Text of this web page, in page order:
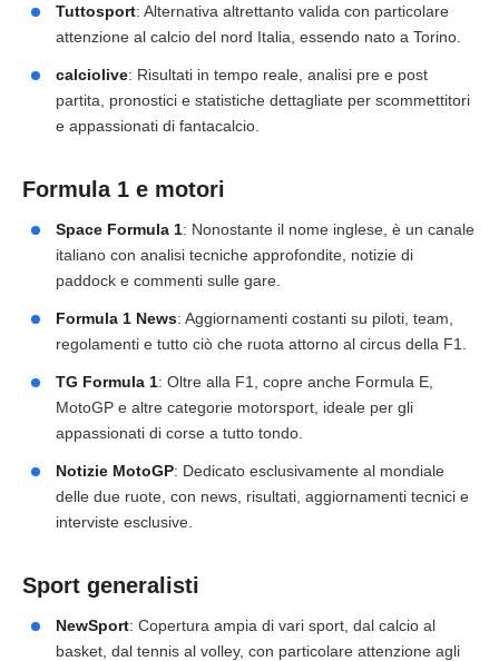
Tuttosport: Alternativa altrettanto valida con particolare
attenzione al calcio del nord Italia, essendo nato a Torino.
calciolive: Risultati in tempo reale, analisi pre e post
partita, pronostici e statistiche dettagliate per scommettitori
e appassionati di fantacalcio.
Formula 1 e motori
Space Formula 1: Nonostante il nome inglese, è un canale
italiano con analisi tecniche approfondite, notizie di
paddock e commenti sulle gare.
Formula 1 News: Aggiornamenti costanti su piloti, team,
regolamenti e tutto ciò che ruota attorno al circus della F1.
TG Formula 1: Oltre alla F1, copre anche Formula E,
MotoGP e altre categorie motorsport, ideale per gli
appassionati di corse a tutto tondo.
Notizie MotoGP: Dedicato esclusivamente al mondiale
delle due ruote, con news, risultati, aggiornamenti tecnici e
interviste esclusive.
Sport generalisti
NewSport: Copertura ampia di vari sport, dal calcio al
basket, dal tennis al volley, con particolare attenzione agli